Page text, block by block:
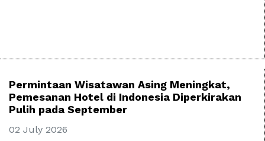
Permintaan Wisatawan Asing Meningkat,
Pemesanan Hotel di Indonesia Diperkirakan
Pulih pada September
02 July 2026